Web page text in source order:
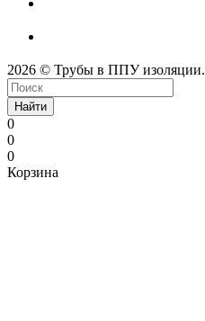
2026 © Трубы в ППУ изоляции.
Найти
0
0
0
Корзина